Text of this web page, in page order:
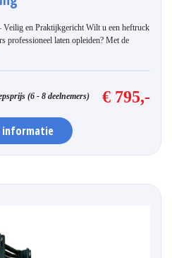
en Praktijkgericht Wilt u een heftruck
professioneel laten opleiden? Met de
(6 - 8 deelnemers) € 795,-
informatie